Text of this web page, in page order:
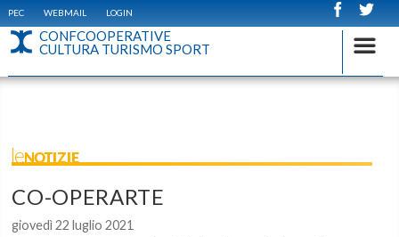
PEC WEBMAIL LOGIN
CONFCOOPERATIVE
CULTURA TURISMO SPORT
leNOTIZIE
CO-OPERARTE
giovedì 22 luglio 2021